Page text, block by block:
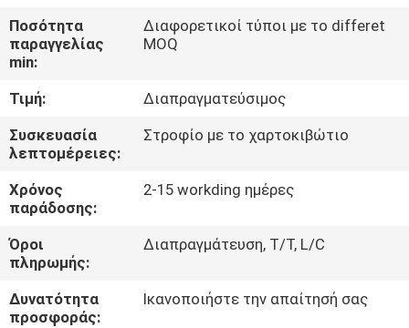
ΠΟΙΟΤΙΚΌΣ
ΈΛΕΓΧΟΣ
ΜΑΣ
ΕΛΆΤΕ
ΣΕ
ΕΠΑΦΉ
ΜΕ
ΕΙΔΉΣΕΙΣ
Ποσότητα
παραγγελίας
min:
Διαφορετικοί τύποι με το differet
MOQ
Τιμή:
Διαπραγματεύσιμος
Συσκευασία
λεπτομέρειες:
Στροφίο με το χαρτοκιβώτιο
Χρόνος
παράδοσης:
2-15 workding ημέρες
Όροι
πληρωμής:
Διαπραγμάτευση, T/T, L/C
Δυνατότητα
προσφοράς:
Ικανοποιήστε την απαίτησή σας